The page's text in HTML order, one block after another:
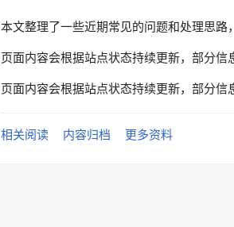
本文整理了一些近期常见的问题和处理思路
页面内容会根据站点状态持续更新，部分信
页面内容会根据站点状态持续更新，部分信
相关阅读 内容归档 更多资料